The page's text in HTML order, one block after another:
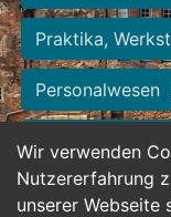
Wir verwenden
Nutzererfahrung
unserer Webseite
Praktika,
Personalwesen
Hilfskräfte,
Einkauf,